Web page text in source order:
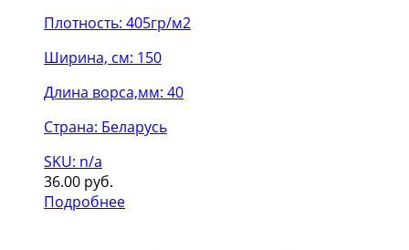
Плотность: 405гр/м2
Ширина, см: 150
Длина ворса,мм: 40
Страна: Беларусь
SKU: n/a
36.00 руб.
Подробнее